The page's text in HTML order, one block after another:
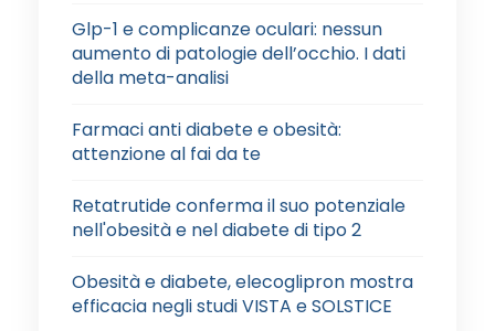
Glp-1 e complicanze oculari: nessun
aumento di patologie dell’occhio. I dati
della meta-analisi
Farmaci anti diabete e obesità:
attenzione al fai da te
Retatrutide conferma il suo potenziale
nell'obesità e nel diabete di tipo 2
Obesità e diabete, elecoglipron mostra
efficacia negli studi VISTA e SOLSTICE